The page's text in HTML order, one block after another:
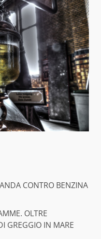
CONTRO BENZINA
OLTRE
GREGGIO IN MARE